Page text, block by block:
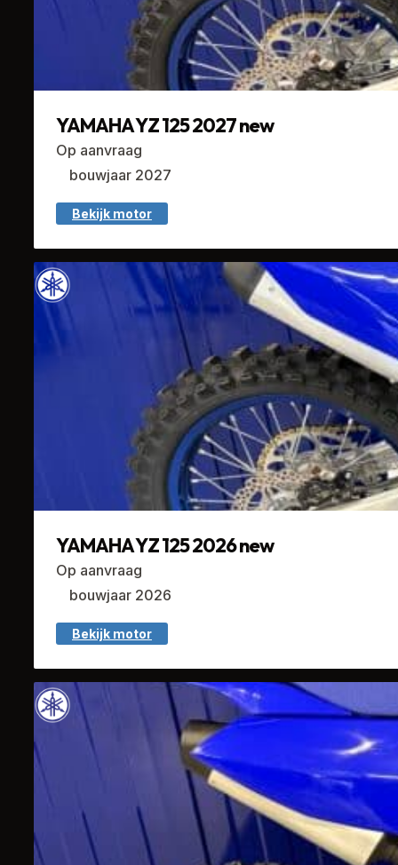
YAMAHA YZ 125 2027 new
Op aanvraag
bouwjaar 2027
Bekijk motor
YAMAHA YZ 125 2026 new
Op aanvraag
bouwjaar 2026
Bekijk motor